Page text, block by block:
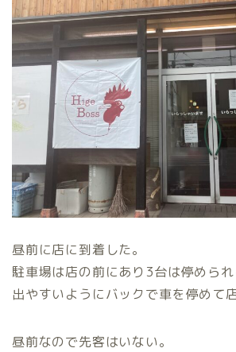
昼前に店に到着した。
駐車場は店の前にあり3台は停められ
出やすいようにバックで車を停めて
昼前なので先客はいない。